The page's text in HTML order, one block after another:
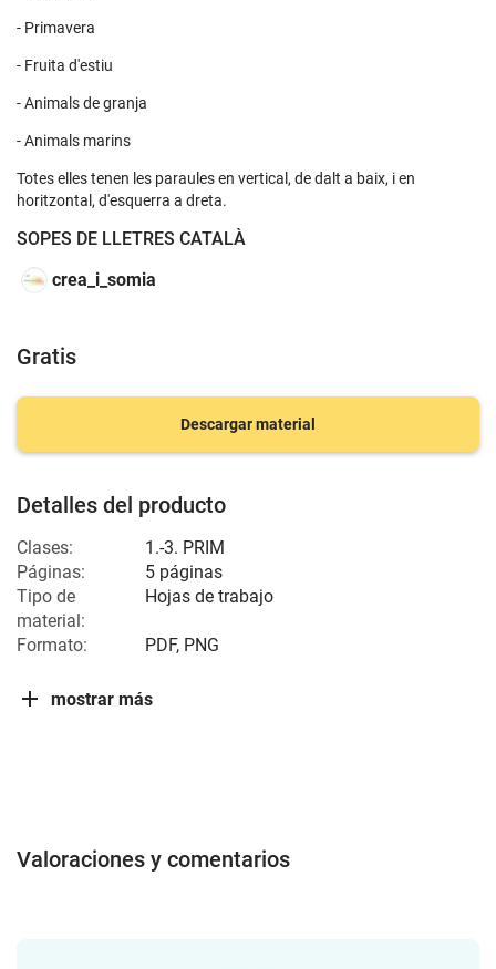
- Primavera
- Fruita d'estiu
- Animals de granja
- Animals marins
Totes elles tenen les paraules en vertical, de dalt a baix, i en
horitzontal, d'esquerra a dreta.
SOPES DE LLETRES CATALÀ
crea_i_somia
Gratis
Descargar material
Detalles del producto
Clases:
1.-3. PRIM
Páginas:
5 páginas
Tipo de
material:
Hojas de trabajo
Formato: PDF, PNG
mostrar más
Valoraciones y comentarios